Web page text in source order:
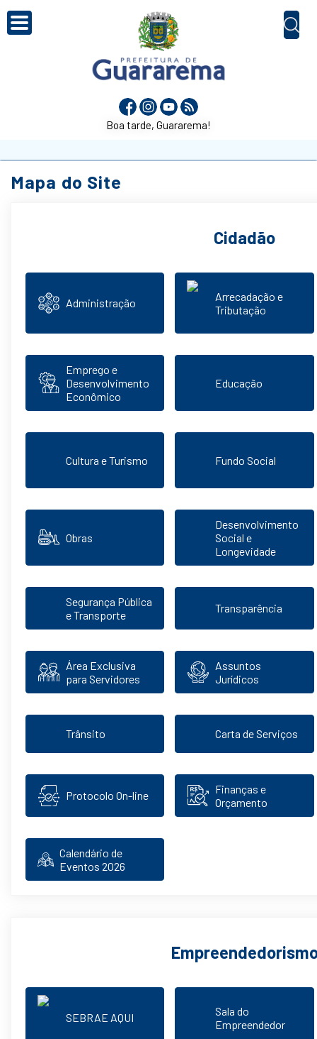
Boa tarde, Guararema!
Mapa do Site
Cidadão
Administração
Arrecadação e
Tributação
Emprego e
Desenvolvimento
Econômico
Educação
Cultura e Turismo Fundo Social
Obras
Desenvolvimento
Social e
Longevidade
Segurança Pública
e Transporte
Transparência
Área Exclusiva
para Servidores
Assuntos
Jurídicos
Trânsito Carta de Serviços
Protocolo On-line
Finanças e
Orçamento
Calendário de
Eventos 2026
SEBRAE AQUI
Sala do
Empreendedor